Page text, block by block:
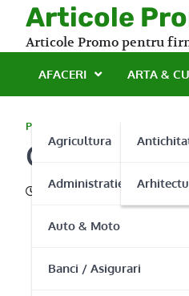
content
Articole
Articole Promo pentru
AFACERI
Agricultura
Administratie Publica
Auto & Moto
Banci / Asigurari
ARTA &
PROMO
Certificate
15/07/2015